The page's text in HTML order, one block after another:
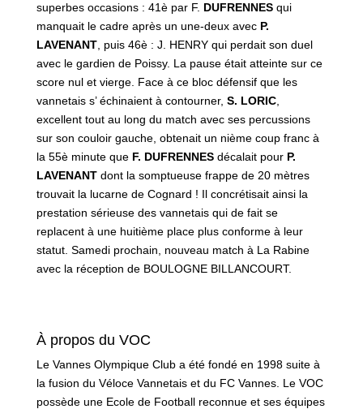
superbes occasions : 41è par F. DUFRENNES qui
manquait le cadre après un une-deux avec P.
LAVENANT, puis 46è : J. HENRY qui perdait son duel
avec le gardien de Poissy. La pause était atteinte sur ce
score nul et vierge. Face à ce bloc défensif que les
vannetais s’ échinaient à contourner, S. LORIC,
excellent tout au long du match avec ses percussions
sur son couloir gauche, obtenait un nième coup franc à
la 55è minute que F. DUFRENNESdécalait pour P.
LAVENANTdont la somptueuse frappe de 20 mètres
trouvait la lucarne de Cognard ! Il concrétisait ainsi la
prestation sérieuse des vannetais qui de fait se
replacent à une huitième place plus conforme à leur
statut. Samedi prochain, nouveau match à La Rabine
avec la réception de BOULOGNE BILLANCOURT.
À propos du VOC
Le Vannes Olympique Club a été fondé en 1998 suite à
la fusion du Véloce Vannetais et du FC Vannes. Le VOC
possède une Ecole de Football reconnue et ses équipes